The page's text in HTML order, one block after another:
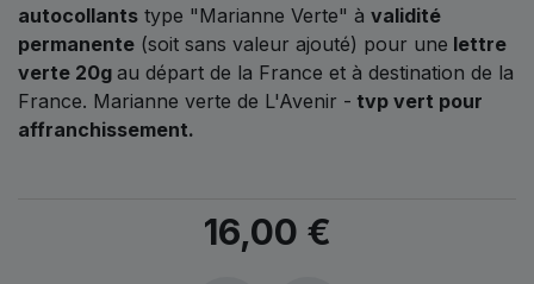
autocollants type "Marianne Verte" à validité
permanente (soit sans valeur ajouté) pour une lettre
verte 20g au départ de la France et à destination de la
France. Marianne verte de L'Avenir - tvp vert pour
affranchissement.
16,00 €